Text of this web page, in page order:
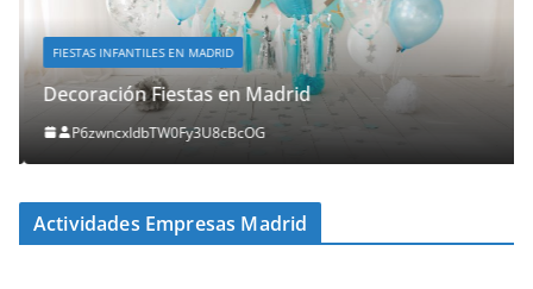
FIESTAS INFANTILES EN MADRID
Decoración Fiestas en Madrid
P6zwncxIdbTW0Fy3U8cBcOG
Actividades Empresas Madrid